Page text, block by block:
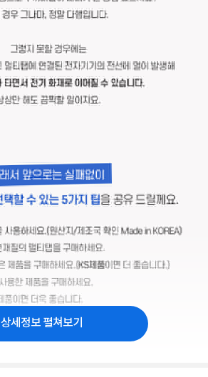
상세정보 펼쳐보기